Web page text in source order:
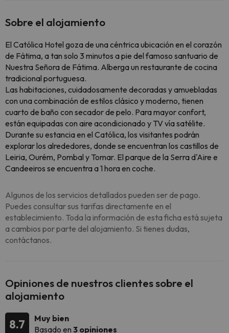
Sobre el alojamiento
El Católica Hotel goza de una céntrica ubicación en el corazón
de Fátima, a tan solo 3 minutos a pie del famoso santuario de
Nuestra Señora de Fátima. Alberga un restaurante de cocina
tradicional portuguesa.
Las habitaciones, cuidadosamente decoradas y amuebladas
con una combinación de estilos clásico y moderno, tienen
cuarto de baño con secador de pelo. Para mayor confort,
están equipadas con aire acondicionado y TV vía satélite.
Durante su estancia en el Católica, los visitantes podrán
explorar los alrededores, donde se encuentran los castillos de
Leiria, Ourém, Pombal y Tomar. El parque de la Serra d'Aire e
Candeeiros se encuentra a 1 hora en coche.
Algunos de los servicios detallados pueden ser de pago.
Puedes consultar sus tarifas directamente en el
establecimiento. Toda la información de esta ficha está sujeta
a cambios por parte del alojamiento. Si tienes dudas,
contáctanos.
Opiniones de nuestros clientes sobre el
alojamiento
8.7
Muy bien
Basado en 3 opiniones